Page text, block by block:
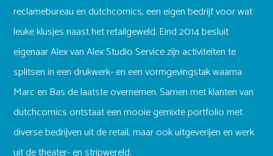
reclamebureau en dutchcomics, een eigen bedrijf voor wat
leuke klusjes naast het retailgeweld. Eind 2014 besluit
eigenaar Alex van Alex Studio Service zijn activiteiten te
splitsen in een drukwerk- en een vormgevingstak waarna
Marc en Bas de laatste overnemen. Samen met klanten van
dutchcomics ontstaat een mooie gemixte portfolio met
diverse bedrijven uit de retail, maar ook uitgeverijen en werk
uit de theater- en stripwereld.